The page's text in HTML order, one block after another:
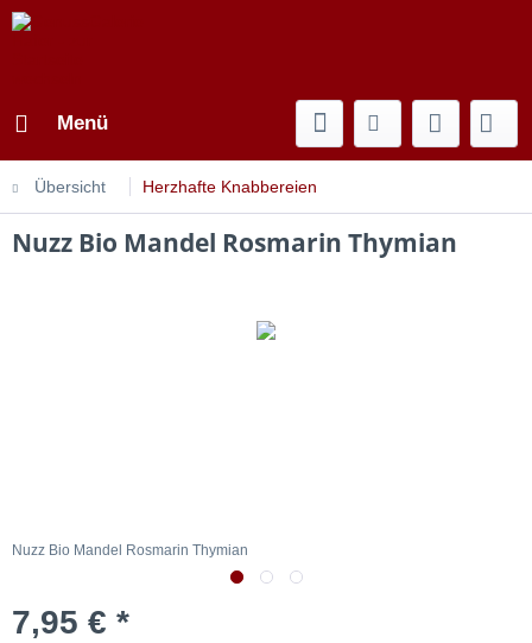
Menü
Übersicht Herzhafte Knabbereien
Nuzz Bio Mandel Rosmarin Thymian
Nuzz Bio Mandel Rosmarin Thymian
7,95 € *